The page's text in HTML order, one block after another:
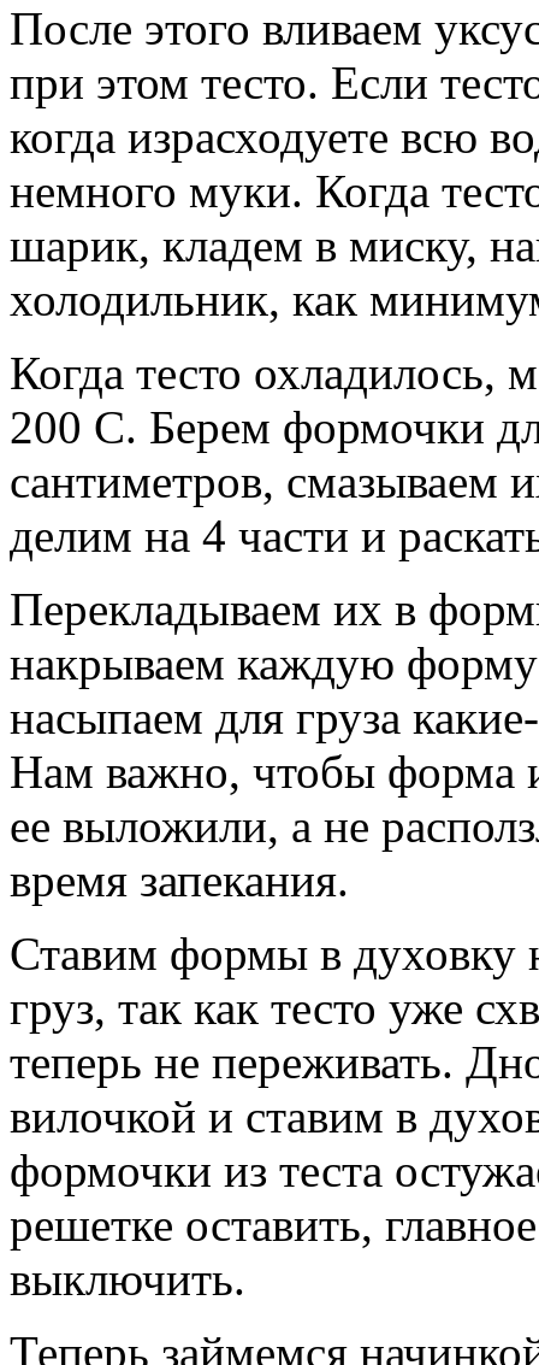
После этого вливаем
при этом тесто. Если
когда израсходуете всю
немного муки. Когда
шарик, кладем в миску,
холодильник, как
Когда тесто охладилось,
200 С. Берем формочки
сантиметров, смазываем
делим на 4 части и
Перекладываем их в
накрываем каждую
насыпаем для груза
Нам важно, чтобы форма
ее выложили, а не
время запекания.
Ставим формы в духовку
груз, так как тесто уже
теперь не переживать.
вилочкой и ставим в
формочки из теста
решетке оставить,
выключить.
Теперь займемся